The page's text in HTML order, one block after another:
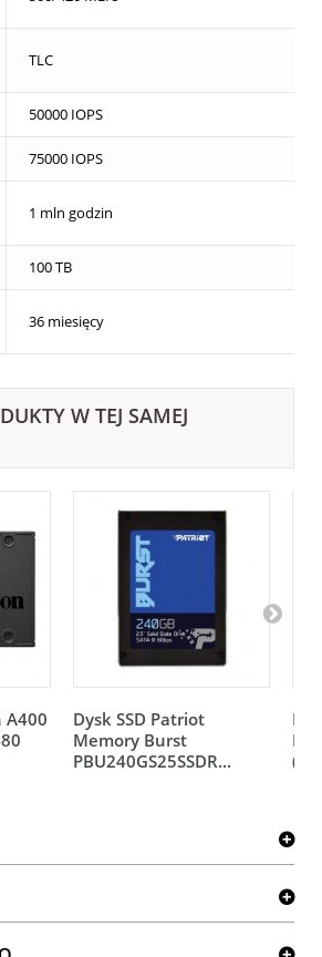
TLC
50000 IOPS
75000 IOPS
1 mln godzin
100 TB
36 miesięcy
W TEJ SAMEJ
A400
Dysk SSD Patriot
Memory Burst
PBU240GS25SSDR...